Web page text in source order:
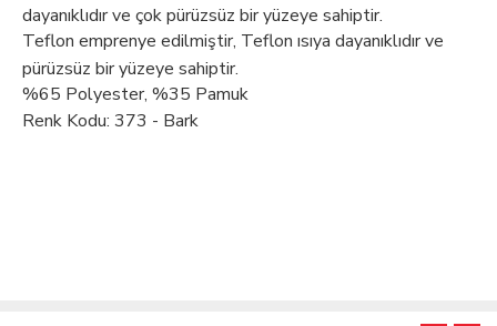
dayanıklıdır ve çok pürüzsüz bir yüzeye sahiptir.
Teflon emprenye edilmiştir, Teflon ısıya dayanıklıdır ve
pürüzsüz bir yüzeye sahiptir.
%65 Polyester, %35 Pamuk
Renk Kodu: 373 - Bark